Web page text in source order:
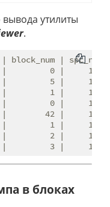
утилиты
.
|
0 |     1663 |
5 |     1663 |
1 |     1663 |
0 |     1663
42 |     1663
1 |     1663
2 |     1663
в блоках